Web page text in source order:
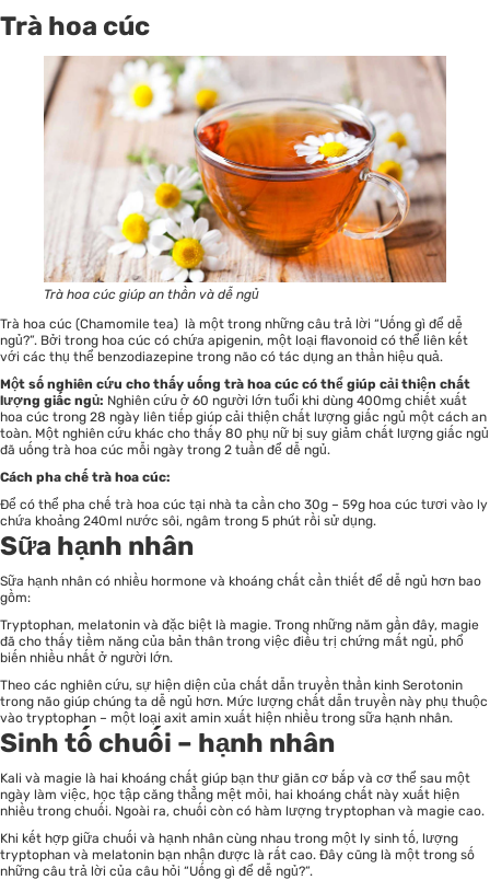
Trà hoa cúc
Trà hoa cúc giúp an thần và dễ ngủ
Trà hoa cúc (Chamomile tea) là một trong những câu trả lời “Uống gì để dễ
ngủ?”. Bởi trong hoa cúc có chứa apigenin, một loại flavonoid có thể liên kết
với các thụ thể benzodiazepine trong não có tác dụng an thần hiệu quả.
Một số nghiên cứu cho thấy uống trà hoa cúc có thể giúp cải thiện chất
lượng giấc ngủ: Nghiên cứu ở 60 người lớn tuổi khi dùng 400mg chiết xuất
hoa cúc trong 28 ngày liên tiếp giúp cải thiện chất lượng giấc ngủ một cách an
toàn. Một nghiên cứu khác cho thấy 80 phụ nữ bị suy giảm chất lượng giấc ngủ
đã uống trà hoa cúc mỗi ngày trong 2 tuần để dễ ngủ.
Cách pha chế trà hoa cúc:
Để có thể pha chế trà hoa cúc tại nhà ta cần cho 30g – 59g hoa cúc tươi vào ly
chứa khoảng 240ml nước sôi, ngâm trong 5 phút rồi sử dụng.
Sữa hạnh nhân
Sữa hạnh nhân có nhiều hormone và khoáng chất cần thiết để dễ ngủ hơn bao
gồm:
Tryptophan, melatonin và đặc biệt là magie. Trong những năm gần đây, magie
đã cho thấy tiềm năng của bản thân trong việc điều trị chứng mất ngủ, phổ
biến nhiều nhất ở người lớn.
Theo các nghiên cứu, sự hiện diện của chất dẫn truyền thần kinh Serotonin
trong não giúp chúng ta dễ ngủ hơn. Mức lượng chất dẫn truyền này phụ thuộc
vào tryptophan – một loại axit amin xuất hiện nhiều trong sữa hạnh nhân.
Sinh tố chuối – hạnh nhân
Kali và magie là hai khoáng chất giúp bạn thư giãn cơ bắp và cơ thể sau một
ngày làm việc, học tập căng thẳng mệt mỏi, hai khoáng chất này xuất hiện
nhiều trong chuối. Ngoài ra, chuối còn có hàm lượng tryptophan và magie cao.
Khi kết hợp giữa chuối và hạnh nhân cùng nhau trong một ly sinh tố, lượng
tryptophan và melatonin bạn nhận được là rất cao. Đây cũng là một trong số
những câu trả lời của câu hỏi “Uống gì để dễ ngủ?”.